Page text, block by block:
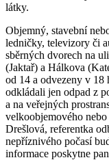
látky.
Objemný, stavební
ledničky, televizory či
sběrných dvorech na
(Jaktař) a Hálkova
od 14 a odvezeny v 18
odkládali jen odpad z
a na veřejných
velkoobjemového
Drešlová, referentka
nepříznivého počasí
informace poskytne